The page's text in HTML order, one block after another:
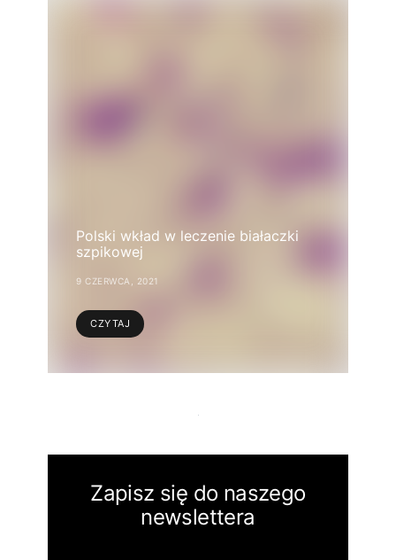
Polski wkład w leczenie białaczki
szpikowej
9 CZERWCA, 2021
CZYTAJ
Zapisz się do naszego
newslettera